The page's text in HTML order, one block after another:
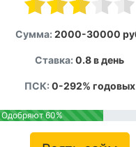
Сумма: 2000-30000
Ставка: 0.8 в день
ПСК: 0-292% годовых
Одобряют 60%